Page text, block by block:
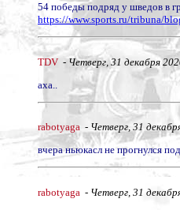
54 победы подряд у шведов в
https://www.sports.ru/tribuna/
TDV-Четверг, 31 декабря
аха..
rabotyaga - Четверг, 31
вчера ньюкасл не прогнулся
rabotyaga - Четверг, 31